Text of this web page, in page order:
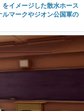
イメージした散水ホース
マークやジオン公国軍の